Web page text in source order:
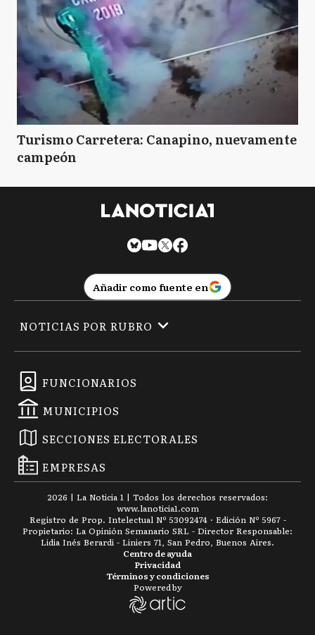
Turismo Carretera: Canapino, nuevamente
campeón
Añadir como fuente en
FUNCIONARIOS
MUNICIPIOS
SECCIONES ELECTORALES
EMPRESAS
NOTICIAS POR RUBRO
2026 | La Noticia 1 | Todos los derechos reservados:
www.lanoticia1.com
Registro de Prop. Intelectual Nº 53092474 · Edición Nº 5967 -
Propietario: La Opinión Semanario SRL - Director Responsable:
Lidia Inés Berardi - Liniers 71, San Pedro, Buenos Aires.
Términos y condiciones
Privacidad
Centro de ayuda
Powered by